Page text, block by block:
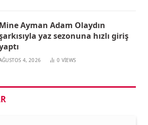
Mine Ayman Adam Olaydın
yaz sezonuna hızlı giriş
4, 2026 0 VIEWS